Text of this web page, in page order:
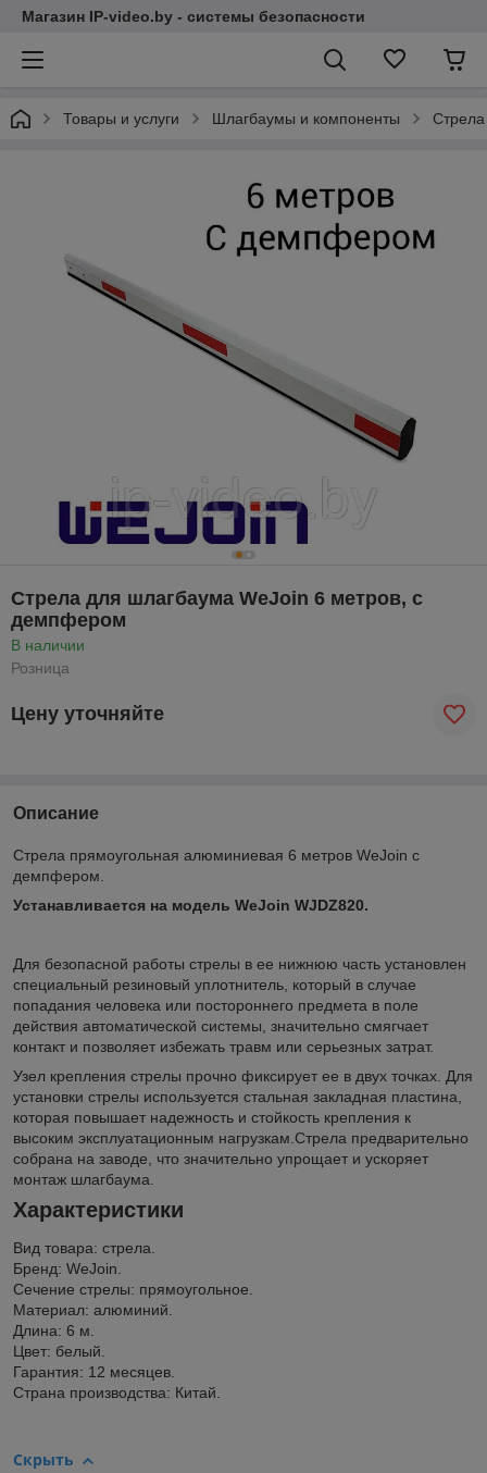
Магазин IP-video.by - системы безопасности
Товары и услуги Шлагбаумы и компоненты
Стрела для шлагбаума WeJoin 6 метров, с
демпфером
В наличии
Розница
Цену уточняйте
Описание
Стрела прямоугольная алюминиевая 6 метров WeJoin с
демпфером.
Устанавливается на модель WeJoin WJDZ820.
Для безопасной работы стрелы в ее нижнюю часть установлен
специальный резиновый уплотнитель, который в случае
попадания человека или постороннего предмета в поле
действия автоматической системы, значительно смягчает
контакт и позволяет избежать травм или серьезных затрат.
Узел крепления стрелы прочно фиксирует ее в двух точках. Для
установки стрелы используется стальная закладная пластина,
которая повышает надежность и стойкость крепления к
высоким эксплуатационным нагрузкам.Стрела предварительно
собрана на заводе, что значительно упрощает и ускоряет
монтаж шлагбаума.
Характеристики
Вид товара: стрела.
Бренд: WeJoin.
Сечение стрелы: прямоугольное.
Материал: алюминий.
Длина: 6 м.
Цвет: белый.
Гарантия: 12 месяцев.
Страна производства: Китай.
Скрыть